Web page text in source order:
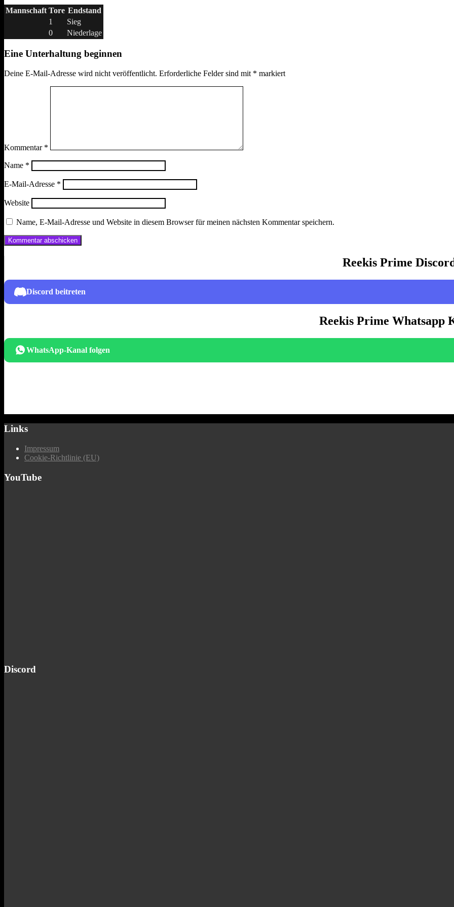
Mannschaft Tore Endstand
1
Sieg
0
Niederlage
Eine Unterhaltung beginnen
Deine E-Mail-Adresse wird nicht veröffentlicht. Erforderliche Felder sind mit * markiert
Kommentar *
Name *
E-Mail-Adresse *
Website
Name, E-Mail-Adresse und Website in diesem Browser für meinen nächsten Kommentar speichern.
Reekis Prime
Discord beitreten
Reekis Prime Whatsapp
WhatsApp-Kanal folgen
Links
Impressum
Cookie-Richtlinie (EU)
YouTube
Discord